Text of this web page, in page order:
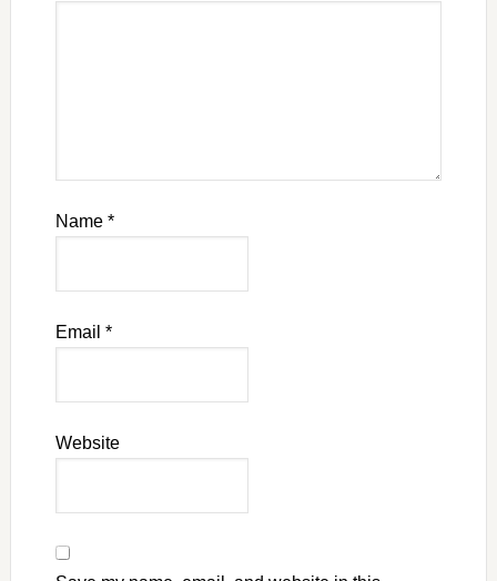
Name *
Email *
Website